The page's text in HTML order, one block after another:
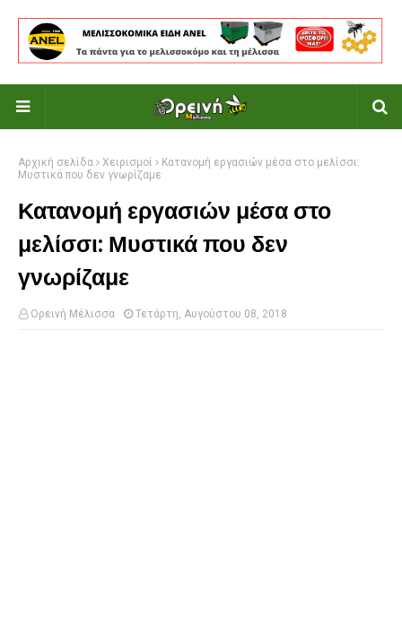
Αρχική σελίδα Χειρισμοί
Κατανομή εργασιών μέσα στο μελίσσι:
Μυστικά που δεν γνωρίζαμε
Κατανομή εργασιών μέσα στο
μελίσσι: Μυστικά που δεν
γνωρίζαμε
Ορεινή Μέλισσα Τετάρτη, Αυγούστου 08, 2018